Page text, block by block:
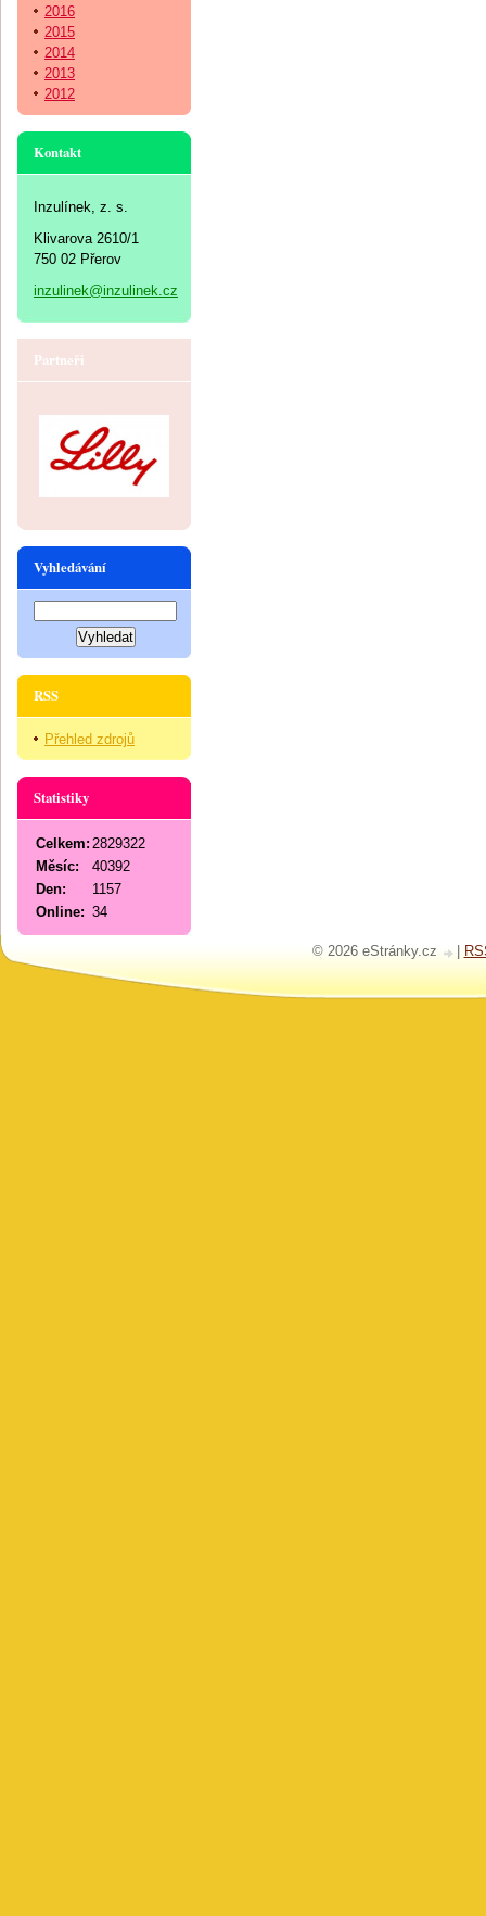
2016
2015
2014
2013
2012
Kontakt
Inzulínek, z. s.
Klivarova 2610/1
750 02 Přerov
inzulinek@inzulinek.cz
Partneři
Vyhledávání
RSS
Přehled zdrojů
Statistiky
Online: 34
Celkem: 2829322
Měsíc:
40392
Den:
1157
© 2026 eStránky.cz